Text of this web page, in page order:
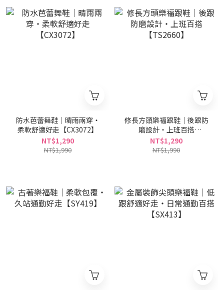
防水芭蕾舞鞋｜晴雨兩穿・
柔軟舒適好走【CX3072】
NT$1,290
NT$1,990
修長方頭樂福跟鞋｜後跟防
磨設計・上班百搭
【TS2660】
NT$1,290
NT$1,990